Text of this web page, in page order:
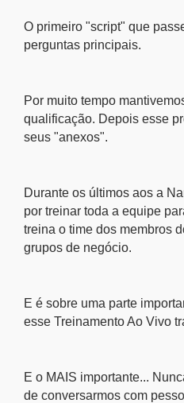
O primeiro "script" que
perguntas principais.
Por muito tempo
qualificação. Depois esse
seus "anexos".
Durante os últimos aos a
por treinar toda a equipe
treina o time dos membros
grupos de negócio.
E é sobre uma parte
esse Treinamento Ao Vivo
E o MAIS importante...
de conversarmos com